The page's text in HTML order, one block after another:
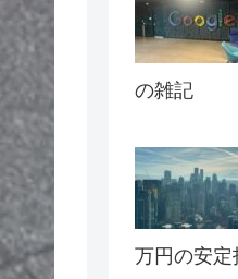
の雑記
万円の安